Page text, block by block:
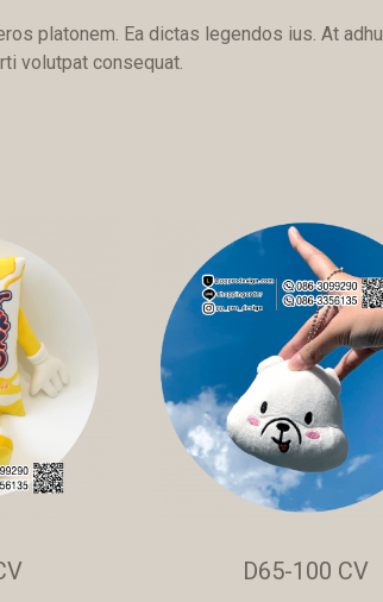
platonem. Ea dictas legendos ius. At
volutpat consequat.
D65-100 CV